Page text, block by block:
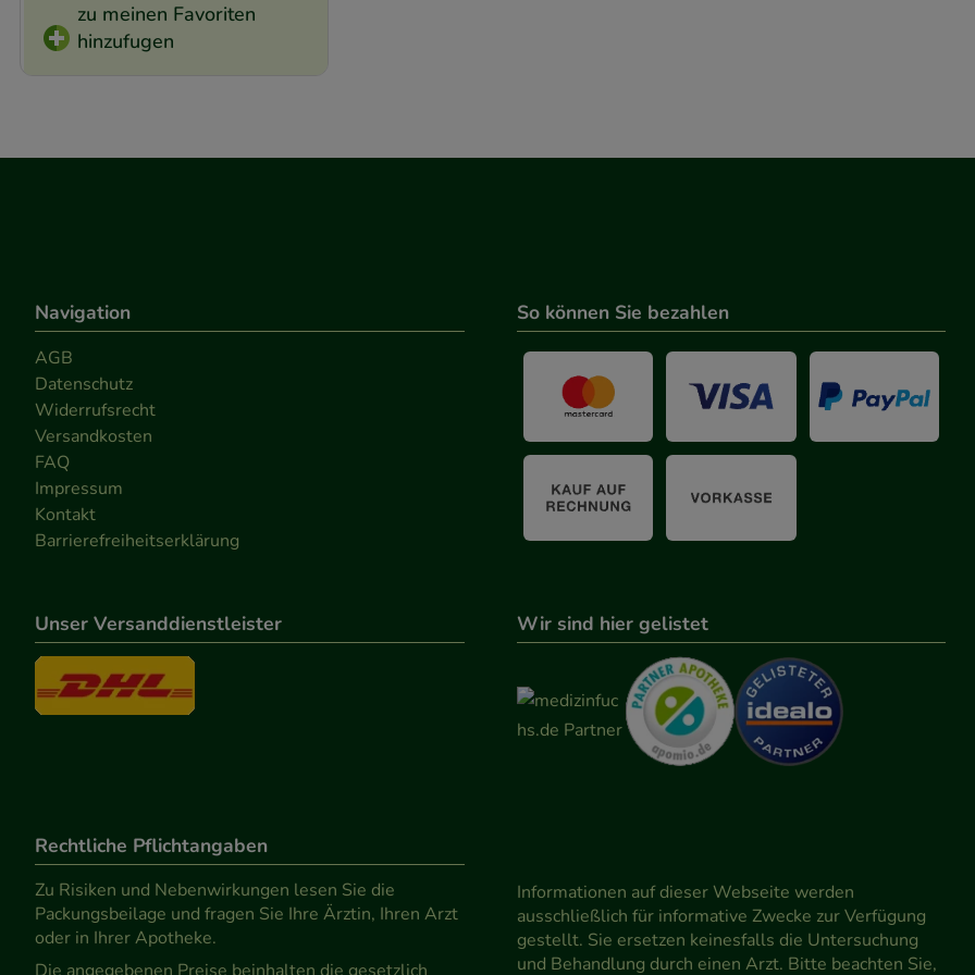
zu meinen Favoriten
hinzufugen
Navigation
AGB
Datenschutz
Widerrufsrecht
Versandkosten
FAQ
Impressum
Kontakt
Barrierefreiheitserklärung
So können Sie bezahlen
Unser Versanddienstleister Wir sind hier gelistet
Rechtliche Pflichtangaben
Zu Risiken und Nebenwirkungen lesen Sie die
Packungsbeilage und fragen Sie Ihre Ärztin, Ihren Arzt
oder in Ihrer Apotheke.
Informationen auf dieser Webseite werden
ausschließlich für informative Zwecke zur Verfügung
gestellt. Sie ersetzen keinesfalls die Untersuchung
und Behandlung durch einen Arzt. Bitte beachten Sie,